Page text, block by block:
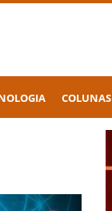
COLUNAS